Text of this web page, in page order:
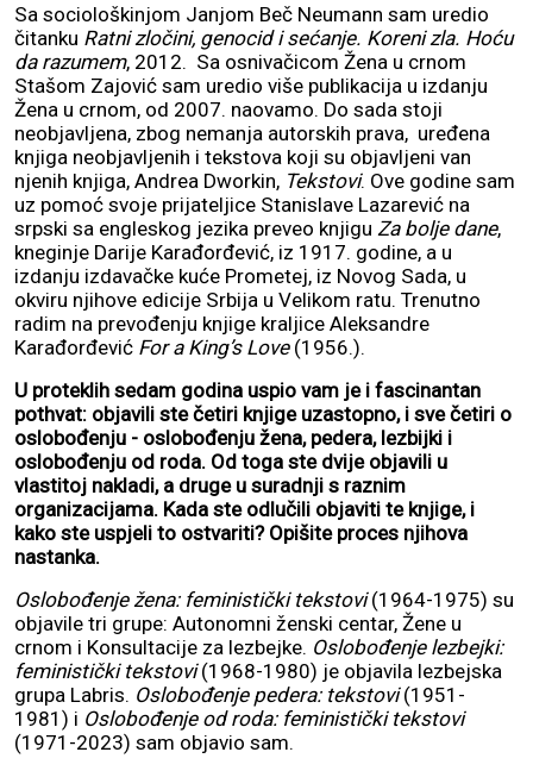
Sa sociološkinjom Janjom Beč Neumann sam uredio
čitanku Ratni zločini, genocid i sećanje. Koreni zla. Hoću
da razumem, 2012. Sa osnivačicom Žena u crnom
Stašom Zajović sam uredio više publikacija u izdanju
Žena u crnom, od 2007. naovamo. Do sada stoji
neobjavljena, zbog nemanja autorskih prava, uređena
knjiga neobjavljenih i tekstova koji su objavljeni van
njenih knjiga, Andrea Dworkin, Tekstovi. Ove godine sam
uz pomoć svoje prijateljice Stanislave Lazarević na
srpski sa engleskog jezika preveo knjigu Za bolje dane,
kneginje Darije Karađorđević, iz 1917. godine, a u
izdanju izdavačke kuće Prometej, iz Novog Sada, u
okviru njihove edicije Srbija u Velikom ratu. Trenutno
radim na prevođenju knjige kraljice Aleksandre
Karađorđević For a King’s Love(1956.).
U proteklih sedam godina uspio vam je i fascinantan
pothvat: objavili ste četiri knjige uzastopno, i sve četiri o
oslobođenju - oslobođenju žena, pedera, lezbijki i
oslobođenju od roda. Od toga ste dvije objavili u
vlastitoj nakladi, a druge u suradnji s raznim
organizacijama. Kada ste odlučili objaviti te knjige, i
kako ste uspjeli to ostvariti? Opišite proces njihova
nastanka.
Oslobođenje žena: feministički tekstovi(1964-1975) su
objavile tri grupe: Autonomni ženski centar, Žene u
crnom i Konsultacije za lezbejke. Oslobođenje lezbejki:
feministički tekstovi(1968-1980) je objavila lezbejska
grupa Labris. Oslobođenje pedera: tekstovi(1951-
1981) i Oslobođenje od roda: feministički tekstovi
(1971-2023) sam objavio sam.